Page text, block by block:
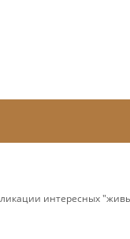
интересных